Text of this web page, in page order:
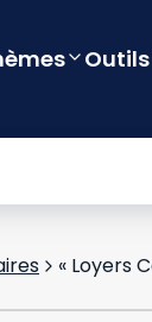
Outils
« Loyers